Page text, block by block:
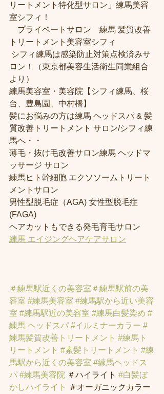
リートメント特化型サロン」練馬美容
室シフィ！
プライベートサロン　練馬 髪質改善
トリートメント美容室シフィ
シフィ練馬は感染防止対策点検済みサ
ロン！（東京都美容生活衛生同業組合
より）
練馬美容室・美容院【シフィ練馬、桜
台、豊島園、中村橋】
髪にお悩みの方は練馬 ヘッドスパ & 髪
質改善トリートメント サロン/シフィ練
馬へ・・
薄毛・抜け毛改善サロン練馬 ヘッドマ
ッサージ サロン
練馬ヒト幹細胞 エクソソームトリート
メントサロン
男性型脱毛症（AGA) 女性型脱毛症
(FAGA)
ヘアカットもできる発毛育毛サロン
練馬 エイジングヘアケアサロン
＃練馬駅近くの美容室 ＃練馬駅前の美
容室 #練馬美容室 #練馬駅から近い美容
室 #練馬駅近の美容室 #練馬白髪染め #
練馬 ヘッドスパ #イルミナーカラー #
練馬髪質改善トリートメント #練馬ト
リートメント #素髪トリートメント #練
馬駅から近くの美容室 #練馬ヘッドス
パ #練馬美容院 ＃ハイライト #白髪ぼ
かしハイライト
＃オーガニックカラー